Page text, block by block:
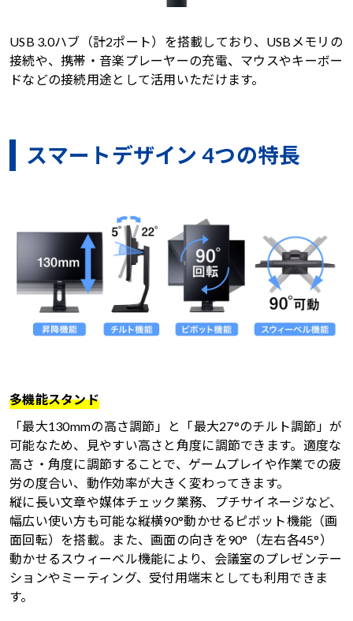
USB 3.0ハブ（計2ポート）を搭載しており、USBメモリの
接続や、携帯・音楽プレーヤーの充電、マウスやキーボー
ドなどの接続用途として活用いただけます。
スマートデザイン 4つの特長
多機能スタンド
「最大130mmの高さ調節」と「最大27°のチルト調節」が
可能なため、見やすい高さと角度に調節できます。適度な
高さ・角度に調節することで、ゲームプレイや作業での疲
労の度合い、動作効率が大きく変わってきます。
縦に長い文章や媒体チェック業務、プチサイネージなど、
幅広い使い方も可能な縦横90°動かせるピボット機能（画
面回転）を搭載。また、画面の向きを90°（左右各45°）
動かせるスウィーベル機能により、会議室のプレゼンテー
ションやミーティング、受付用端末としても利用できま
す。